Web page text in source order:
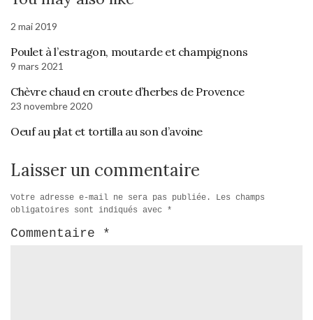
2 mai 2019
Poulet à l’estragon, moutarde et champignons
9 mars 2021
Chèvre chaud en croute d’herbes de Provence
23 novembre 2020
Oeuf au plat et tortilla au son d’avoine
Laisser un commentaire
Votre adresse e-mail ne sera pas publiée.
Les champs
obligatoires sont indiqués avec *
Commentaire *